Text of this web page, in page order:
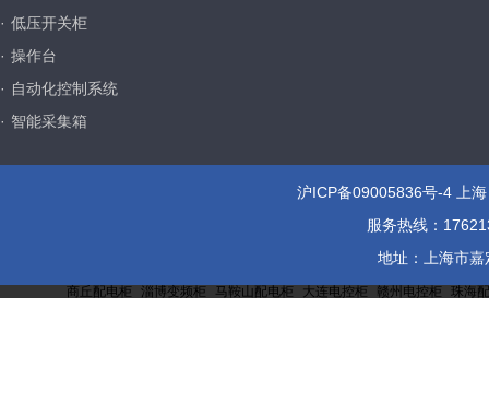
· 低压开关柜
· 操作台
· 自动化控制系统
· 智能采集箱
沪ICP备09005836号-4 上
服务热线：
地址：上海市
商丘配电柜 淄博变频柜 马鞍山配电柜 大连电控柜 赣州电控柜 珠海